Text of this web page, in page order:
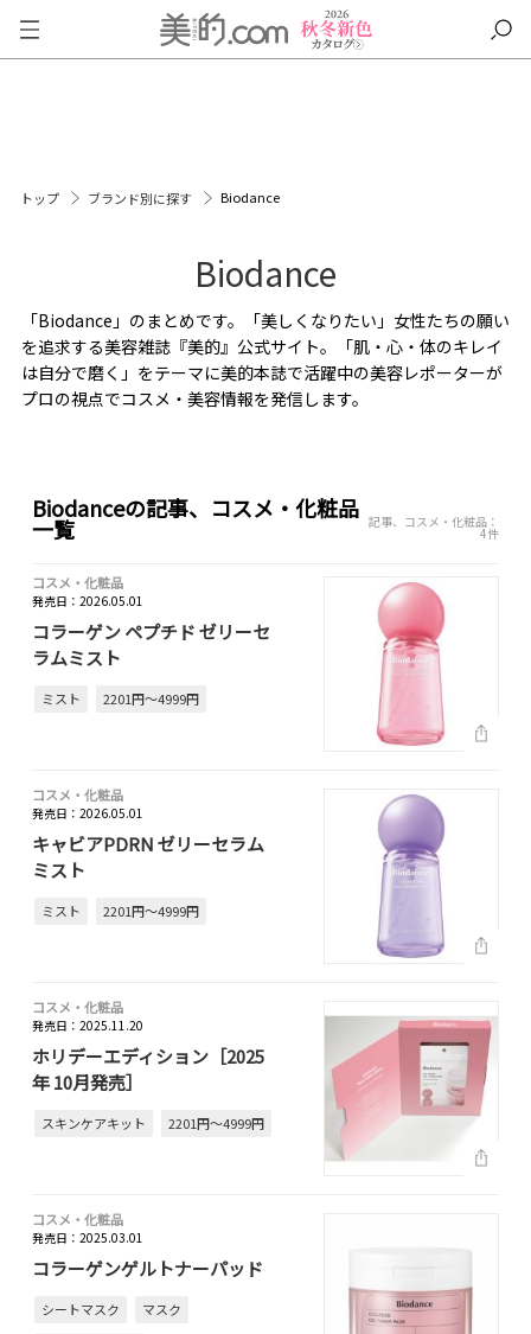
トップ ブランド別に探す Biodance
Biodance
「Biodance」のまとめです。「美しくなりたい」女性たちの願い
を追求する美容雑誌『美的』公式サイト。「肌・心・体のキレイ
は自分で磨く」をテーマに美的本誌で活躍中の美容レポーターが
プロの視点でコスメ・美容情報を発信します。
Biodanceの記事、コスメ・化粧品
一覧 記事、コスメ・化粧品：
4件
コスメ・化粧品
発売日：2026.05.01
コラーゲン ペプチド ゼリーセ
ラムミスト
ミスト 2201円～4999円
コスメ・化粧品
発売日：2026.05.01
キャビアPDRN ゼリーセラム
ミスト
ミスト 2201円～4999円
コスメ・化粧品
発売日：2025.11.20
ホリデーエディション［2025
年 10月発売］
スキンケアキット 2201円～4999円
コスメ・化粧品
発売日：2025.03.01
コラーゲンゲルトナーパッド
シートマスク
マスク